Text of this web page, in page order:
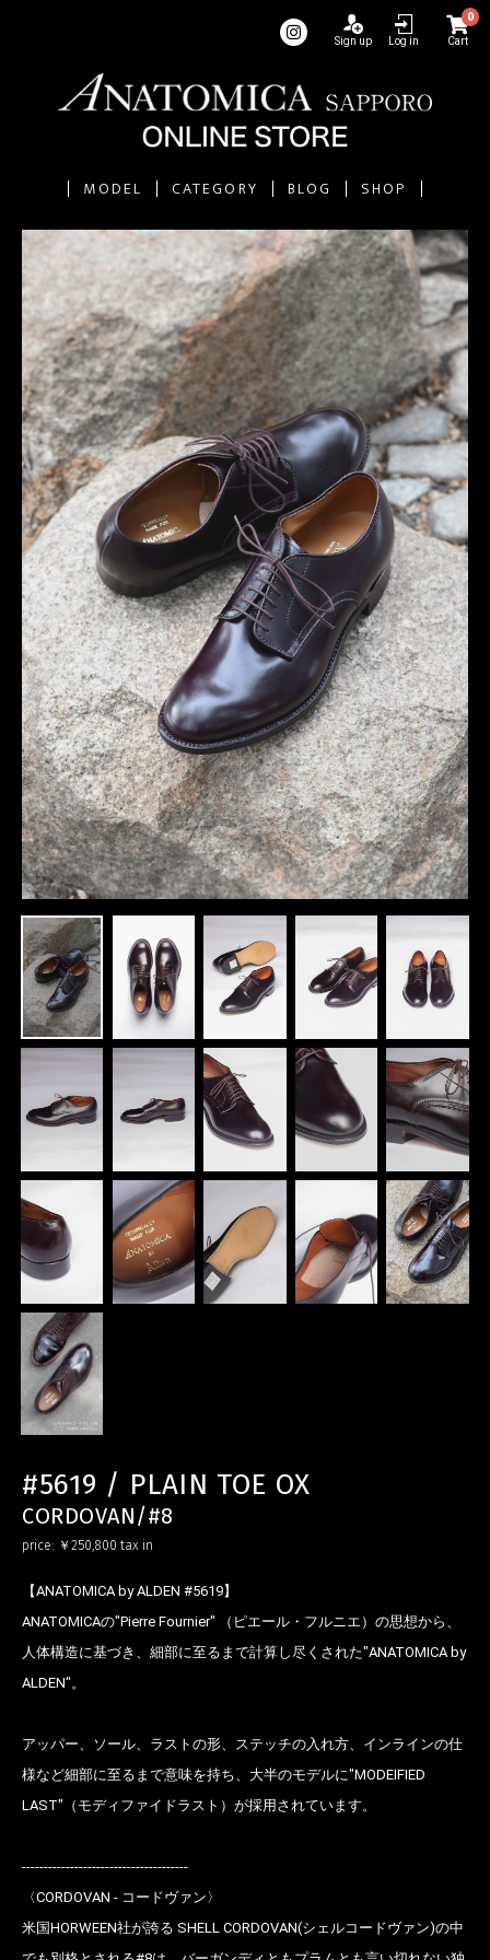
Sign up Log in
0
Cart
MODEL CATEGORY BLOG SHOP
#5619 / PLAIN TOE OX
CORDOVAN/#8
price: ￥250,800 tax in
【ANATOMICA by ALDEN #5619】
ANATOMICAの"Pierre Fournier" （ピエール・フルニエ）の思想から、
人体構造に基づき、細部に至るまで計算し尽くされた"ANATOMICA by
ALDEN"。
アッパー、ソール、ラストの形、ステッチの入れ方、インラインの仕
様など細部に至るまで意味を持ち、大半のモデルに"MODEIFIED
LAST"（モディファイドラスト）が採用されています。
--------------------------------------
〈CORDOVAN - コードヴァン〉
米国HORWEEN社が誇る SHELL CORDOVAN(シェルコードヴァン)の中